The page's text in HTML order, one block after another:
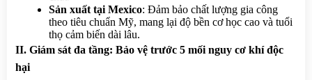
Sản xuất tại Mexico: Đảm bảo chất lượng gia công
theo tiêu chuẩn Mỹ, mang lại độ bền cơ học cao và tuổi
thọ cảm biến dài lâu.
II. Giám sát đa tầng: Bảo vệ trước 5 mối nguy cơ khí độc
hại